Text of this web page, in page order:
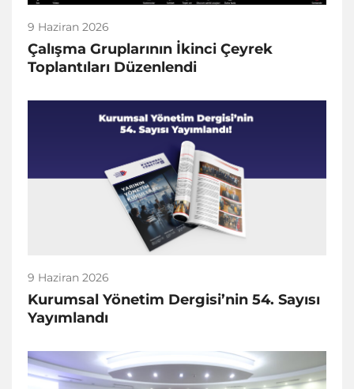
9 Haziran 2026
Çalışma Gruplarının İkinci Çeyrek
Toplantıları Düzenlendi
9 Haziran 2026
Kurumsal Yönetim Dergisi’nin 54. Sayısı
Yayımlandı